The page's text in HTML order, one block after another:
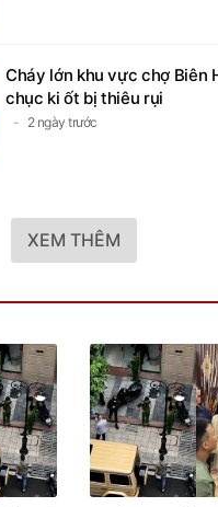
Cháy lớn khu vực chợ Biên
chục ki ốt bị thiêu rụi
2 ngày trước
XEM THÊM